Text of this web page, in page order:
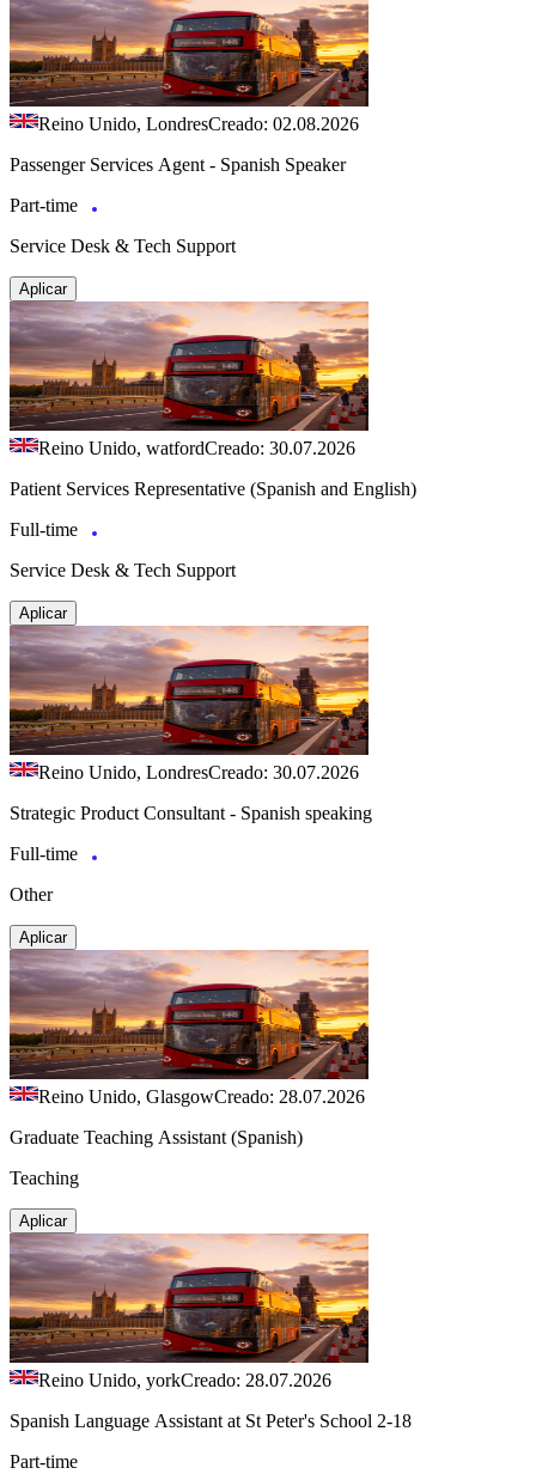
Reino Unido, LondresCreado: 02.08.2026
Passenger Services Agent - Spanish Speaker
Part-time
Service Desk & Tech Support
Aplicar
Reino Unido, watfordCreado: 30.07.2026
Patient Services Representative (Spanish and English)
Full-time
Service Desk & Tech Support
Aplicar
Reino Unido, LondresCreado: 30.07.2026
Strategic Product Consultant - Spanish speaking
Full-time
Other
Aplicar
Reino Unido, GlasgowCreado: 28.07.2026
Graduate Teaching Assistant (Spanish)
Teaching
Aplicar
Reino Unido, yorkCreado: 28.07.2026
Spanish Language Assistant at St Peter's School 2-18
Part-time